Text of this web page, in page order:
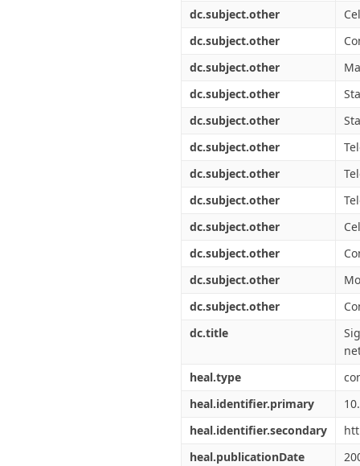
dc.subject.other
dc.subject.other
dc.subject.other
dc.subject.other
dc.subject.other
dc.subject.other
dc.subject.other
dc.subject.other
dc.subject.other
dc.subject.other
dc.subject.other
dc.subject.other
dc.title
heal.type
heal.identifier.primary
heal.identifier.secondary
heal.publicationDate